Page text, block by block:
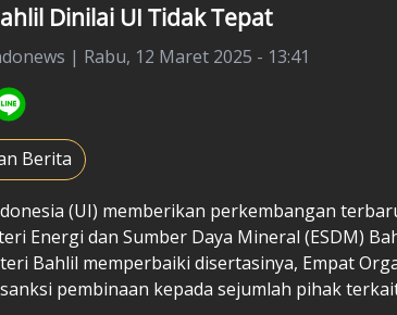
Dinilai UI Tidak Tepat
| Rabu, 12 Maret 2025 - 13:41
Berita
(UI) memberikan perkembangan
Energi dan Sumber Daya Mineral (ESDM)
Bahlil memperbaiki disertasinya, Empat
pembinaan kepada sejumlah pihak